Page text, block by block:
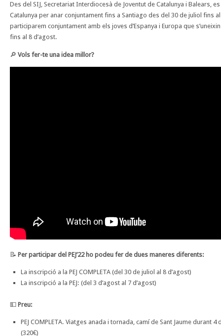
Des del SIJ, Secretariat Interdiocesà de Joventut de Catalunya i Balears,
Catalunya per anar conjuntament fins a Santiago des del 30 de juliol fins
participarem conjuntament amb els joves d’Espanya i Europa que
fins al 8 d’agost.
🔎 Vols fer-te una idea millor?
📝 Per participar del PEJ’22 ho podeu fer de dues maneres diferents:
La inscripció a la PEJ COMPLETA (del 30 de juliol al 8 d’agost)
La inscripció a la PEJ: (del 3 d’agost al 7 d’agost)
💵 Preu:
PEJ COMPLETA. Viatges anada i tornada, camí de Sant Jaume durant
(320€)